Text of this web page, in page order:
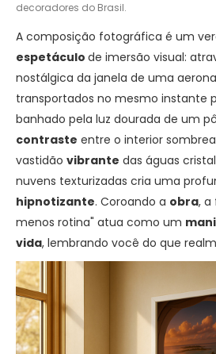
decoradores do Brasil.
A composição fotográfica é um
espetáculo de imersão visual:
nostálgica da janela de uma
transportados no mesmo instante
banhado pela luz dourada de um
contraste entre o interior
vastidão vibrante das águas
nuvens texturizadas cria uma
hipnotizante. Coroando a obra, a
menos rotina" atua como um
vida, lembrando você do que